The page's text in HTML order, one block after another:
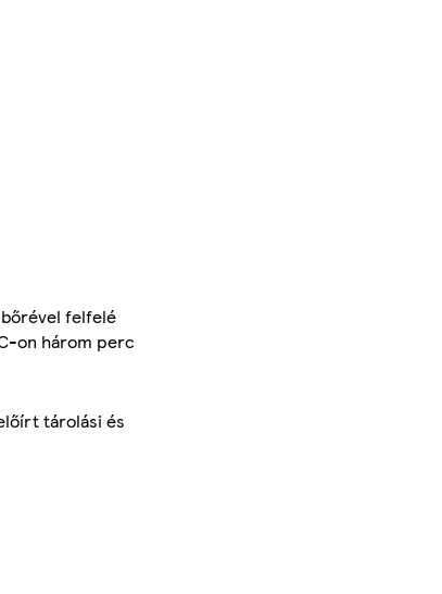
bőrével felfelé
on három perc
tárolási és